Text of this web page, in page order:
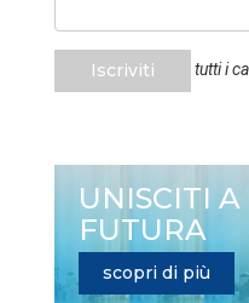
Iscriviti tutti i
UNISCITI
FUTURA
scopri di più